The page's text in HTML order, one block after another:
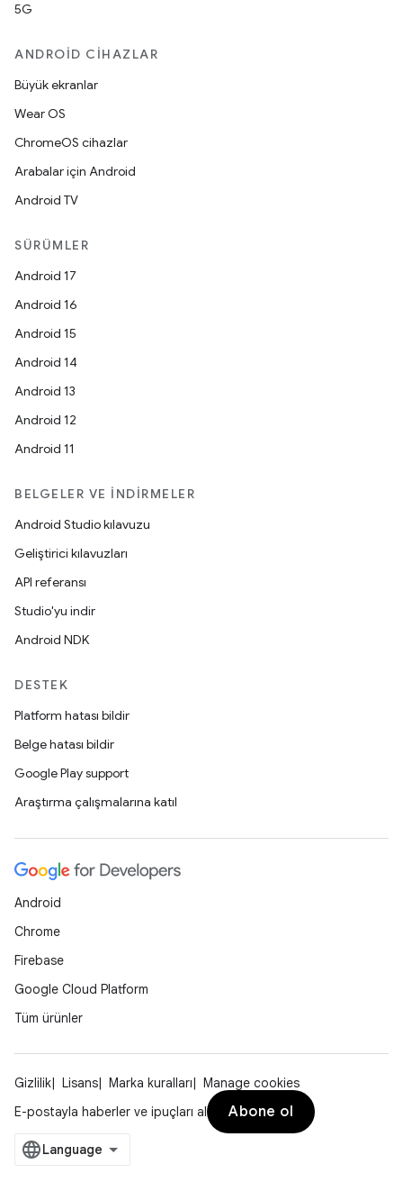
5G
ANDROID CIHAZLAR
Büyük ekranlar
Wear OS
ChromeOS cihazlar
Arabalar için Android
Android TV
SÜRÜMLER
Android 17
Android 16
Android 15
Android 14
Android 13
Android 12
Android 11
BELGELER VE İNDIRMELER
Android Studio kılavuzu
Geliştirici kılavuzları
API referansı
Studio'yu indir
Android NDK
DESTEK
Platform hatası bildir
Belge hatası bildir
Google Play support
Araştırma çalışmalarına katıl
Android
Chrome
Firebase
Google Cloud Platform
Tüm ürünler
Gizlilik Lisans Marka kuralları
Manage cookies
E-postayla haberler ve ipuçları al
Abone ol